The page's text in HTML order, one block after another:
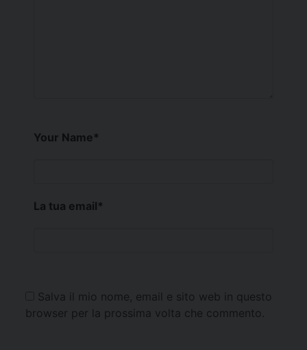
Your Name*
La tua email*
Salva il mio nome, email e sito web in questo
browser per la prossima volta che commento.